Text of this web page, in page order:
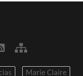
Marie Claire